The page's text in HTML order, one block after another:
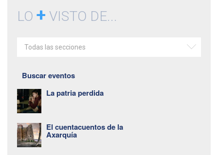
LO + VISTO DE...
Todas las secciones
Buscar eventos
La patria perdida
El cuentacuentos de la
Axarquía